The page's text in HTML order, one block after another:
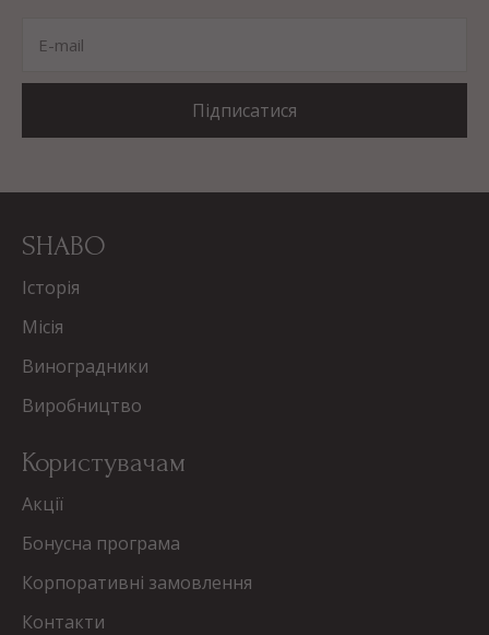
E-mail
Підписатися
SHABO
Історія
Місія
Виноградники
Виробництво
Користувачам
Акції
Бонусна програма
Корпоративні замовлення
Контакти